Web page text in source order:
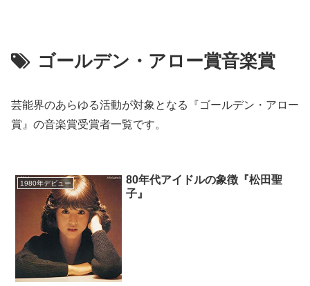
ゴールデン・アロー賞音楽賞
芸能界のあらゆる活動が対象となる『ゴールデン・アロー
賞』の音楽賞受賞者一覧です。
1980年デビュー
80年代アイドルの象徴『松田聖
子』